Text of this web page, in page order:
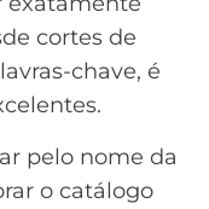
cortes de
chave, é
pelo nome da
o catálogo